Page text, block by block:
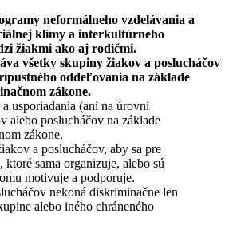
neformálneho vzdelávania a
klímy a interkultúrneho
žiakmi ako aj rodičmi.
všetky skupiny žiakov a poslucháčov
oddeľovania na základe
zákone.
usporiadania (ani na úrovni
alebo poslucháčov na základe
zákone.
a poslucháčov, aby sa pre
sama organizuje, alebo sú
motivuje a podporuje.
nekoná diskriminačne len
alebo iného chráneného